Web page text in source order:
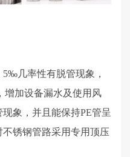
5‰几率性有脱管现象，
增加设备漏水及使用风
现象，并且能保持PE管呈
锈钢管路采用专用顶压